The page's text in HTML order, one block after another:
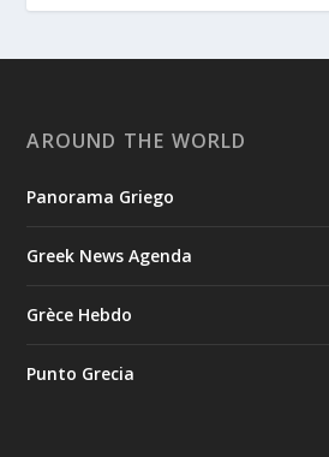
AROUND THE WORLD
Panorama Griego
Greek News Agenda
Grèce Hebdo
Punto Grecia